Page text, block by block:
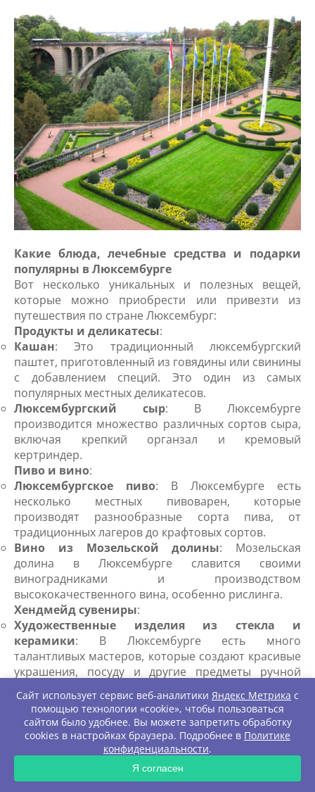
Какие блюда, лечебные средства и подарки
популярны в Люксембурге
Вот несколько уникальных и полезных вещей,
которые можно приобрести или привезти из
путешествия по стране Люксембург:
Продукты и деликатесы:
Кашан: Это традиционный люксембургский
паштет, приготовленный из говядины или свинины
с добавлением специй. Это один из самых
популярных местных деликатесов.
Люксембургский сыр: В Люксембурге
производится множество различных сортов сыра,
включая крепкий органзал и кремовый
кертриндер.
Пиво и вино:
Люксембургское пиво: В Люксембурге есть
несколько местных пивоварен, которые
производят разнообразные сорта пива, от
традиционных лагеров до крафтовых сортов.
Вино из Мозельской долины: Мозельская
долина в Люксембурге славится своими
виноградниками и производством
высококачественного вина, особенно рислинга.
Хендмейд сувениры:
Художественные изделия из стекла и
керамики: В Люксембурге есть много
талантливых мастеров, которые создают красивые
украшения, посуду и другие предметы ручной
Ткацкие изделия: Традиционные люксембургские
тканые изделия, такие как скатерти, полотенца и
покрывала, могут стать прекрасным сувениром
Натуральные косметические продукты
Мед и пчелиные продукты: Люксембург славится
Сайт использует сервис веб-аналитики Яндекс Метрика с
помощью технологии «cookie», чтобы пользоваться
сайтом было удобнее. Вы можете запретить обработку
cookies в настройках браузера. Подробнее в Политике
конфиденциальности.
Я согласен
ЗАПРОС